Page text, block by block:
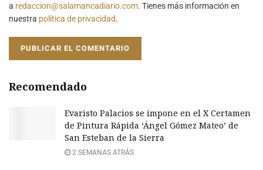
a redaccion@salamancadiario.com. Tienes más información en
nuestra política de privacidad.
Recomendado
Evaristo Palacios se impone en el X Certamen
de Pintura Rápida ‘Ángel Gómez Mateo’ de
San Esteban de la Sierra
2 SEMANAS ATRÁS